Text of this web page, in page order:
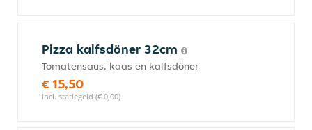
Pizza kalfsdöner 32cm
Tomatensaus, kaas en kalfsdöner
€ 15,50
incl. statiegeld (€ 0,00)